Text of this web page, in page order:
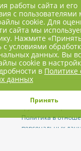
© 2001-2026,
Политика в
персональных
работы сайта и его
с пользователями
cookie. Для
сайта мы
Нажмите
с условиями
данных. Вы
cookie в
в Политике
данных
Принять